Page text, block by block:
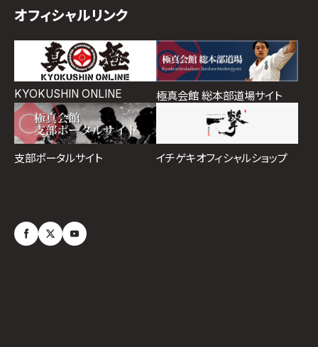
オフィシャルリンク
KYOKUSHIN ONLINE 極真会館 総本部道場サイト
支部ポータルサイト イチゲキオフィシャルショップ